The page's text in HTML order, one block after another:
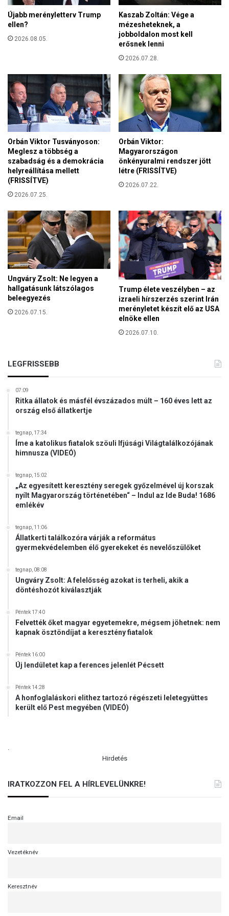
a
a
r
s
z
á
g
s
z
a
b
a
d
é
s
z
u
v
e
r
é
n
m
é
l
t
n
a
k
a
d
á
s
a
S
z
e
t
I
s
t
v
n
-
a
n
d
Újabb merényletterv Trump
ellen?
2026.08.05.
Kaszab Zoltán: Vége a
mézesheteknek, a
jobboldalon most kell
erősnek lenni
2026.07.28.
Orbán Viktor Tusványoson:
Meglesz a többség a
szabadság és a demokrácia
helyreállítása mellett
(FRISSÍTVE)
2026.07.25.
Orbán Viktor:
Magyarországon
önkényuralmi rendszer jött
létre (FRISSÍTVE)
2026.07.22.
Ungváry Zsolt: Ne legyen a
hallgatásunk látszólagos
beleegyezés
2026.07.15.
Trump élete veszélyben – az
izraeli hírszerzés szerint Irán
merényletet készít elő az USA
elnöke ellen
2026.07.10.
LEGFRISSEBB
07:09
Ritka állatok és másfél évszázados múlt – 160 éves lett az
ország első állatkertje
tegnap, 17:34
Íme a katolikus fiatalok szöuli Ifjúsági Világtalálkozójának
himnusza (VIDEÓ)
tegnap, 15:02
„Az egyesített keresztény seregek győzelmével új korszak
nyílt Magyarország történetében“ – Indul az Ide Buda! 1686
emlékév
tegnap, 11:06
Állatkerti találkozóra várják a református
gyermekvédelemben élő gyerekeket és nevelőszülőket
tegnap, 08:08
Ungváry Zsolt: A felelősség azokat is terheli, akik a
döntéshozót kiválasztják
Péntek 17:40
Felvették őket magyar egyetemekre, mégsem jöhetnek: nem
kapnak ösztöndíjat a keresztény fiatalok
Péntek 16:00
Új lendületet kap a ferences jelenlét Pécsett
Péntek 14:28
A honfoglaláskori elithez tartozó régészeti leletegyüttes
került elő Pest megyében (VIDEÓ)
Hirdetés
IRATKOZZON FEL A HÍRLEVELÜNKRE!
Email
Vezetéknév
Keresztnév